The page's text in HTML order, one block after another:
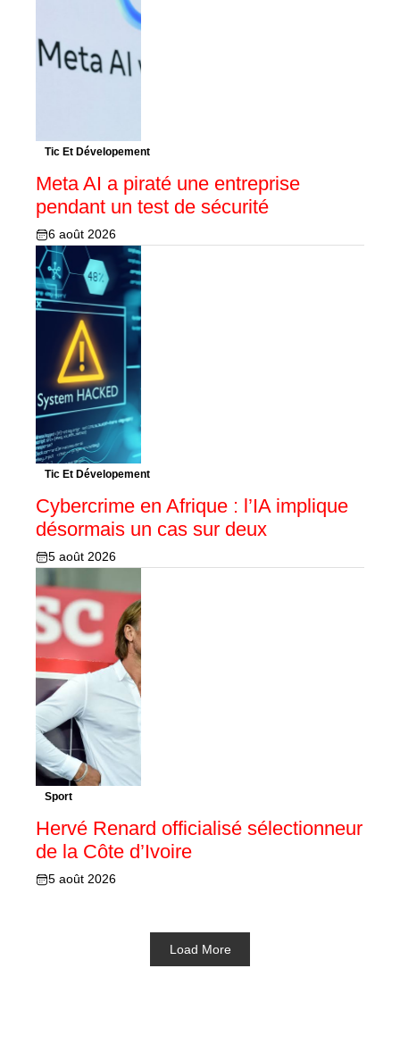
Tic Et Dévelopement
Meta AI a piraté une entreprise
pendant un test de sécurité
6 août 2026
Tic Et Dévelopement
Cybercrime en Afrique : l’IA implique
désormais un cas sur deux
5 août 2026
Sport
Hervé Renard officialisé sélectionneur
de la Côte d’Ivoire
5 août 2026
Load More